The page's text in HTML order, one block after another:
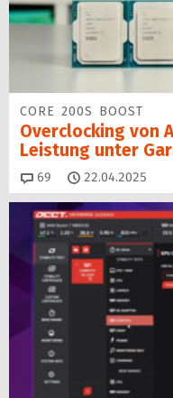
CORE 200S BOOST
Overclocking von
Leistung unter
69 Kommentare
22.04.2025